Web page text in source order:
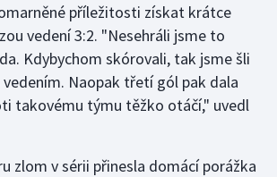
příležitosti získat krátce
vedení 3:2. "Nesehráli jsme to
Kdybychom skórovali, tak jsme šli
Naopak třetí gól pak dala
takovému týmu těžko otáčí," uvedl
zlom v sérii přinesla domácí porážka